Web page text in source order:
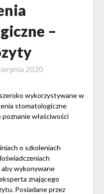
–
2020
wykorzystywane w
stomatologiczne
właściwości
o szkoleniach
wykonywane
znającego
Posiadane przez